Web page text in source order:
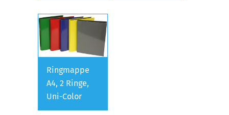
Ringmappe
A4, 2 Ringe,
Uni-Color